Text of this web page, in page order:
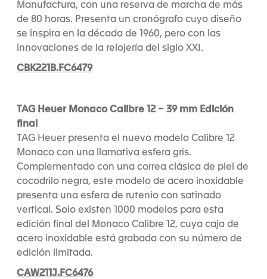
Manufactura, con una reserva de marcha de más
de 80 horas. Presenta un cronógrafo cuyo diseño
se inspira en la década de 1960, pero con las
innovaciones de la relojería del siglo XXI.
CBK221B.FC6479
TAG Heuer Monaco Calibre 12 – 39 mm Edición
final
TAG Heuer presenta el nuevo modelo Calibre 12
Monaco con una llamativa esfera gris.
Complementado con una correa clásica de piel de
cocodrilo negra, este modelo de acero inoxidable
presenta una esfera de rutenio con satinado
vertical. Solo existen 1000 modelos para esta
edición final del Monaco Calibre 12, cuya caja de
acero inoxidable está grabada con su número de
edición limitada.
CAW211J.FC6476